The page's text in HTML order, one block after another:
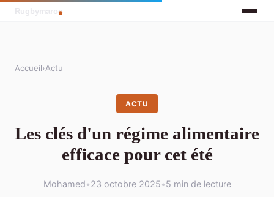
Accueil›Actu
ACTU
Les clés d'un régime alimentaire
efficace pour cet été
Mohamed•23 octobre 2025•5 min de lecture